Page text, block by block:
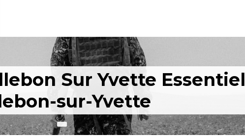
Sur Yvette Essentiel
sur-Yvette